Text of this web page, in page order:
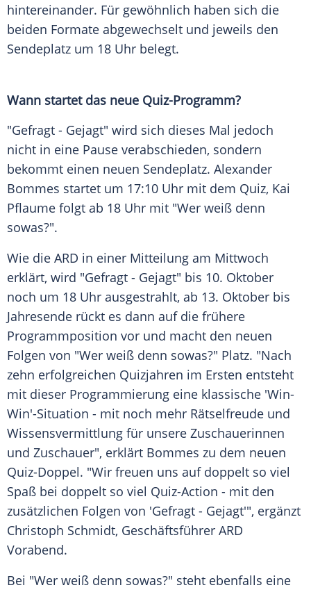
hintereinander. Für gewöhnlich haben sich die
beiden Formate abgewechselt und jeweils den
Sendeplatz um 18 Uhr belegt.
Wann startet das neue Quiz-Programm?
"Gefragt - Gejagt" wird sich dieses Mal jedoch
nicht in eine Pause verabschieden, sondern
bekommt einen neuen Sendeplatz. Alexander
Bommes startet um 17:10 Uhr mit dem Quiz, Kai
Pflaume folgt ab 18 Uhr mit "Wer weiß denn
sowas?".
Wie die ARD in einer Mitteilung am Mittwoch
erklärt, wird "Gefragt - Gejagt" bis 10. Oktober
noch um 18 Uhr ausgestrahlt, ab 13. Oktober bis
Jahresende rückt es dann auf die frühere
Programmposition vor und macht den neuen
Folgen von "Wer weiß denn sowas?" Platz. "Nach
zehn erfolgreichen Quizjahren im Ersten entsteht
mit dieser Programmierung eine klassische 'Win-
Win'-Situation - mit noch mehr Rätselfreude und
Wissensvermittlung für unsere Zuschauerinnen
und Zuschauer", erklärt Bommes zu dem neuen
Quiz-Doppel. "Wir freuen uns auf doppelt so viel
Spaß bei doppelt so viel Quiz-Action - mit den
zusätzlichen Folgen von 'Gefragt - Gejagt'", ergänzt
Christoph Schmidt, Geschäftsführer ARD
Vorabend.
Bei "Wer weiß denn sowas?" steht ebenfalls eine